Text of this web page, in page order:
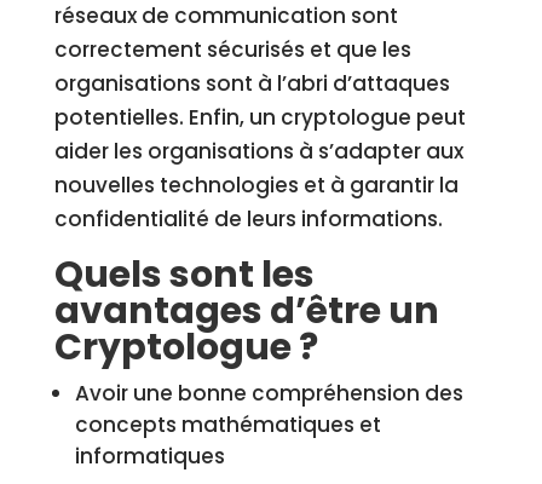
réseaux de communication sont
correctement sécurisés et que les
organisations sont à l’abri d’attaques
potentielles. Enfin, un cryptologue peut
aider les organisations à s’adapter aux
nouvelles technologies et à garantir la
confidentialité de leurs informations.
Quels sont les
avantages d’être un
Cryptologue ?
Avoir une bonne compréhension des
concepts mathématiques et
informatiques